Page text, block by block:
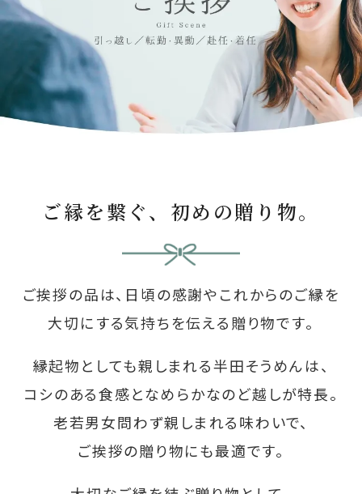
ご縁を繋ぐ、初めの贈り物。
ご挨拶の品は、日頃の感謝やこれからのご縁を
大切にする気持ちを伝える贈り物です。
縁起物としても親しまれる半田そうめんは、
コシのある食感となめらかなのど越しが特長。
老若男女問わず親しまれる味わいで、
ご挨拶の贈り物にも最適です。